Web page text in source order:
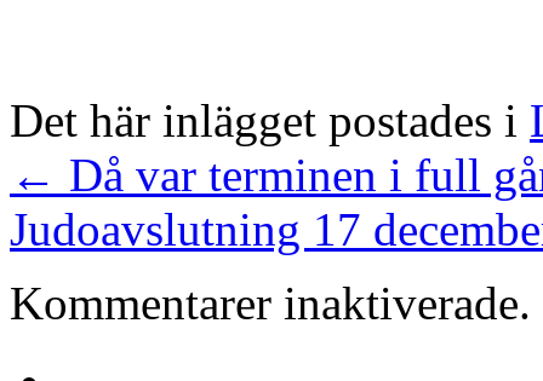
Det här inlägget postades i
← Då var terminen i full
Judoavslutning 17
Kommentarer inaktiverade.